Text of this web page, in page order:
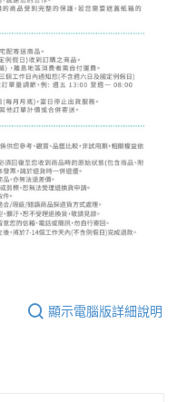
顯示電腦版詳細說明